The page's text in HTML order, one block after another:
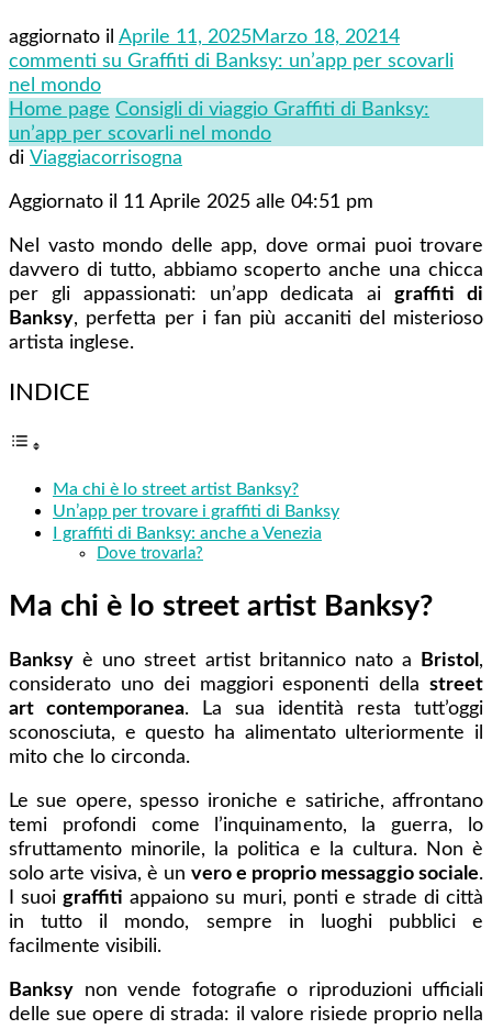
aggiornato il Aprile 11, 2025Marzo 18, 20214
commenti su Graffiti di Banksy: un’app per scovarli
nel mondo
Home page Consigli di viaggio Graffiti di Banksy:
un’app per scovarli nel mondo
di Viaggiacorrisogna
Aggiornato il 11 Aprile 2025 alle 04:51 pm
Nel vasto mondo delle app, dove ormai puoi trovare
davvero di tutto, abbiamo scoperto anche una chicca
per gli appassionati: un’app dedicata aigraffiti di
Banksy, perfetta per i fan più accaniti del misterioso
artista inglese.
INDICE
Ma chi è lo street artist Banksy?
Un’app per trovare i graffiti di Banksy
I graffiti di Banksy: anche a Venezia
Dove trovarla?
Ma chi è lo street artist Banksy?
Banksy è uno street artist britannico nato a Bristol ,
considerato uno dei maggiori esponenti della street
art contemporanea. La sua identità resta tutt’oggi
sconosciuta, e questo ha alimentato ulteriormente il
mito che lo circonda.
Le sue opere, spesso ironiche e satiriche, affrontano
temi profondi come l’inquinamento, la guerra, lo
sfruttamento minorile, la politica e la cultura. Non è
solo arte visiva, è un vero e proprio messaggio sociale.
I suoigraffiti appaiono su muri, ponti e strade di città
in tutto il mondo, sempre in luoghi pubblici e
facilmente visibili.
Banksy non vende fotografie o riproduzioni ufficiali
delle sue opere di strada: il valore risiede proprio nella